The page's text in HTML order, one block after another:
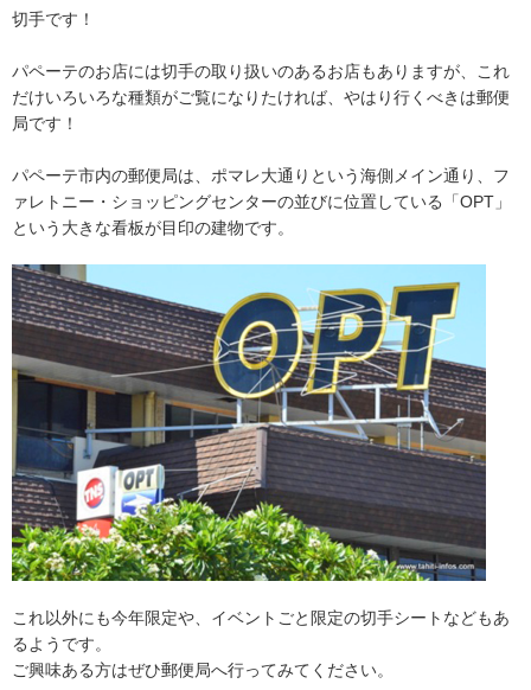
切手です！
パペーテのお店には切手の取り扱いのあるお店もありますが、これ
だけいろいろな種類がご覧になりたければ、やはり行くべきは郵便
局です！
パペーテ市内の郵便局は、ポマレ大通りという海側メイン通り、フ
ァレトニー・ショッピングセンターの並びに位置している「OPT」
という大きな看板が目印の建物です。
これ以外にも今年限定や、イベントごと限定の切手シートなどもあ
るようです。
ご興味ある方はぜひ郵便局へ行ってみてください。